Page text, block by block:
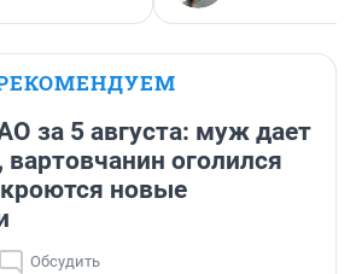
за 5 августа: муж дает
вартовчанин оголился
новые
Обсудить